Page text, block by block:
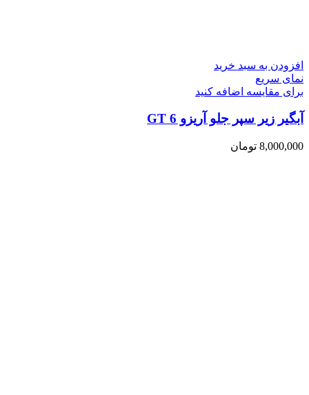
افزودن به سبد خرید
نمای سریع
برای مقایسه اضافه کنید
آبگیر زیر سپر جلو آریزو 6 GT
8,000,000 تومان